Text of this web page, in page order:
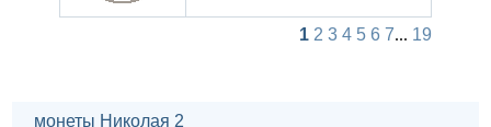
1 2 3 4 5 6 7... 19
монеты Николая 2